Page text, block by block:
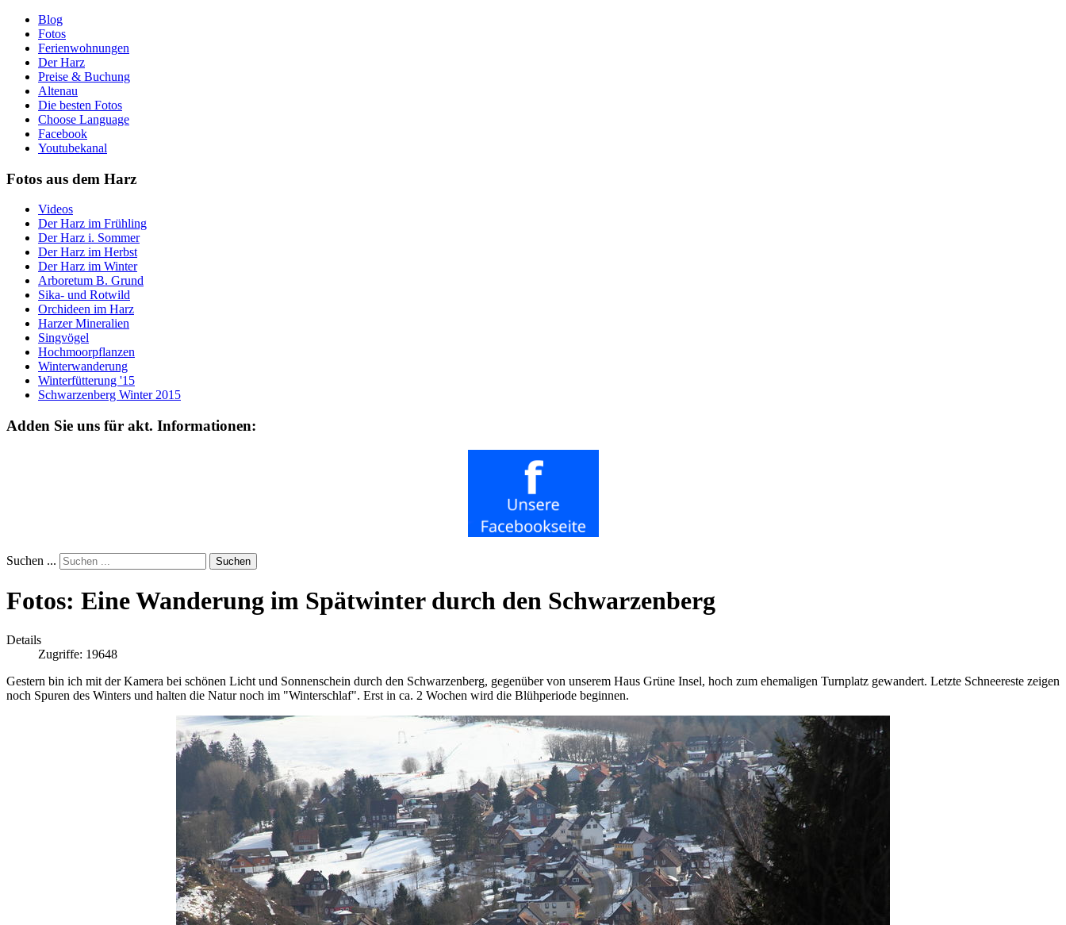
Blog
Fotos
Ferienwohnungen
Der Harz
Preise & Buchung
Altenau
Die besten Fotos
Choose Language
Facebook
Youtubekanal
Fotos aus dem Harz
Videos
Der Harz im Frühling
Der Harz i. Sommer
Der Harz im Herbst
Der Harz im Winter
Arboretum B. Grund
Sika- und Rotwild
Orchideen im Harz
Harzer Mineralien
Singvögel
Hochmoorpflanzen
Winterwanderung
Winterfütterung '15
Schwarzenberg Winter 2015
Adden Sie uns für akt. Informationen:
Suchen ... Suchen
Fotos: Eine Wanderung im Spätwinter durch den Schwarzenberg
Details
Zugriffe: 19648
Gestern bin ich mit der Kamera bei schönen Licht und Sonnenschein durch den Schwarzenberg, gegenüber von unserem Haus Grüne Insel, hoch zum ehemaligen Turnplatz gewandert. Letzte Schneereste zeigen
noch Spuren des Winters und halten die Natur noch im "Winterschlaf". Erst in ca. 2 Wochen wird die Blühperiode beginnen.